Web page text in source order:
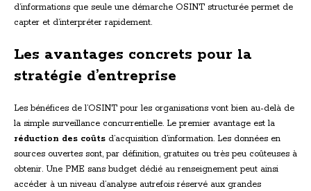
d’informations que seule une démarche OSINT structurée permet de
capter et d’interpréter rapidement.
Les avantages concrets pour la
stratégie d’entreprise
Les bénéfices de l’OSINT pour les organisations vont bien au-delà de
la simple surveillance concurrentielle. Le premier avantage est la
réduction des coûts d’acquisition d’information. Les données en
sources ouvertes sont, par définition, gratuites ou très peu coûteuses à
obtenir. Une PME sans budget dédié au renseignement peut ainsi
accéder à un niveau d’analyse autrefois réservé aux grandes